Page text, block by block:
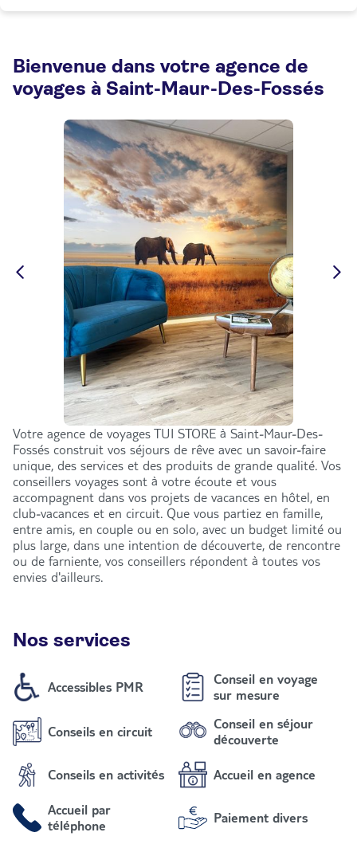
Bienvenue dans votre agence de
voyages à Saint-Maur-Des-Fossés
Votre agence de voyages TUI STORE à Saint-Maur-Des-
Fossés construit vos séjours de rêve avec un savoir-faire
unique, des services et des produits de grande qualité. Vos
conseillers voyages sont à votre écoute et vous
accompagnent dans vos projets de vacances en hôtel, en
club-vacances et en circuit. Que vous partiez en famille,
entre amis, en couple ou en solo, avec un budget limité ou
plus large, dans une intention de découverte, de rencontre
ou de farniente, vos conseillers répondent à toutes vos
envies d'ailleurs.
Nos services
Accessibles PMR
Conseil en voyage
sur mesure
Conseils en circuit
Conseil en séjour
découverte
Conseils en activités Accueil en agence
Accueil par
téléphone
Paiement divers